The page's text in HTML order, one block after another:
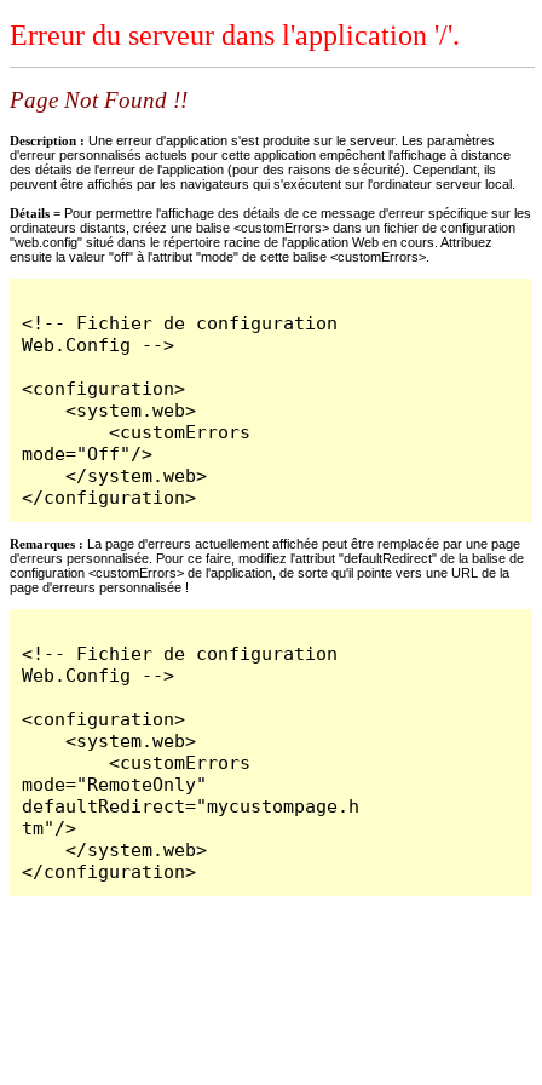
Erreur du serveur dans l'application '/'.
Page Not Found !!
Description : Une erreur d'application s'est produite sur le serveur. Les paramètres
d'erreur personnalisés actuels pour cette application empêchent l'affichage à distance
des détails de l'erreur de l'application (pour des raisons de sécurité). Cependant, ils
peuvent être affichés par les navigateurs qui s'exécutent sur l'ordinateur serveur local.
Détails = Pour permettre l'affichage des détails de ce message d'erreur spécifique sur les
ordinateurs distants, créez une balise <customErrors> dans un fichier de configuration
"web.config" situé dans le répertoire racine de l'application Web en cours. Attribuez
ensuite la valeur "off" à l'attribut "mode" de cette balise <customErrors>.
<!-- Fichier de configuration
Web.Config -->
<configuration>
    <system.web>
        <customErrors
mode="Off"/>
    </system.web>
</configuration>
Remarques : La page d'erreurs actuellement affichée peut être remplacée par une page
d'erreurs personnalisée. Pour ce faire, modifiez l'attribut "defaultRedirect" de la balise de
configuration <customErrors> de l'application, de sorte qu'il pointe vers une URL de la
page d'erreurs personnalisée !
<!-- Fichier de configuration
Web.Config -->
<configuration>
    <system.web>
        <customErrors
mode="RemoteOnly"
defaultRedirect="mycustompage.h
tm"/>
    </system.web>
</configuration>